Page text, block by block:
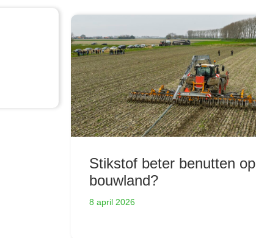
Stikstof beter benutten op
bouwland?
8 april 2026